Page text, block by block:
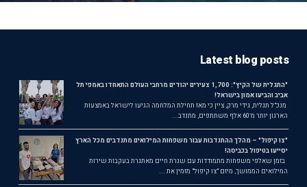
Latest blog posts
"התגלית של הקיץ": 1,700 צעירים יהודים מרחבי העולם התאחדו באמפי תל
אביב והביעו אמון בישראל!
מנכ"ל תגלית, גידי מרק, ציין כי מאז תחילת המלחמה הגיעו לישראל באמצעות
הארגון יותר מ־60 אלף משתתפים, מתנדב...
"צו קיפול" – מהלך ההתנדבות עבור משפחות המילואים מתנדבים מכל הארץ
יסייעו בטיפול בכביסה!
בזמן שאלפי משפחות מתמודדות עם שגרת חיים מאתגרת בעקבות שירות
המילואים הממושך, מיזם "צו קיפול" מזמין את ...